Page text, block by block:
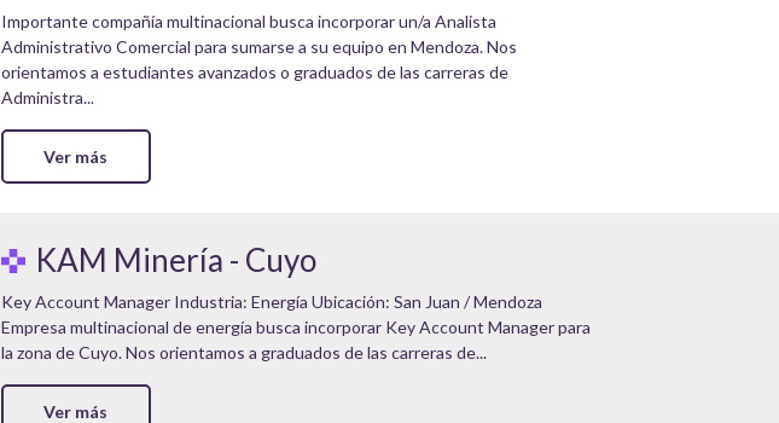
Importante compañía multinacional busca incorporar un/a Analista
Administrativo Comercial para sumarse a su equipo en Mendoza. Nos
orientamos a estudiantes avanzados o graduados de las carreras de
Administra...
Ver más
KAM Minería - Cuyo
Key Account Manager Industria: Energía Ubicación: San Juan / Mendoza
Empresa multinacional de energía busca incorporar Key Account Manager para
la zona de Cuyo. Nos orientamos a graduados de las carreras de...
Ver más